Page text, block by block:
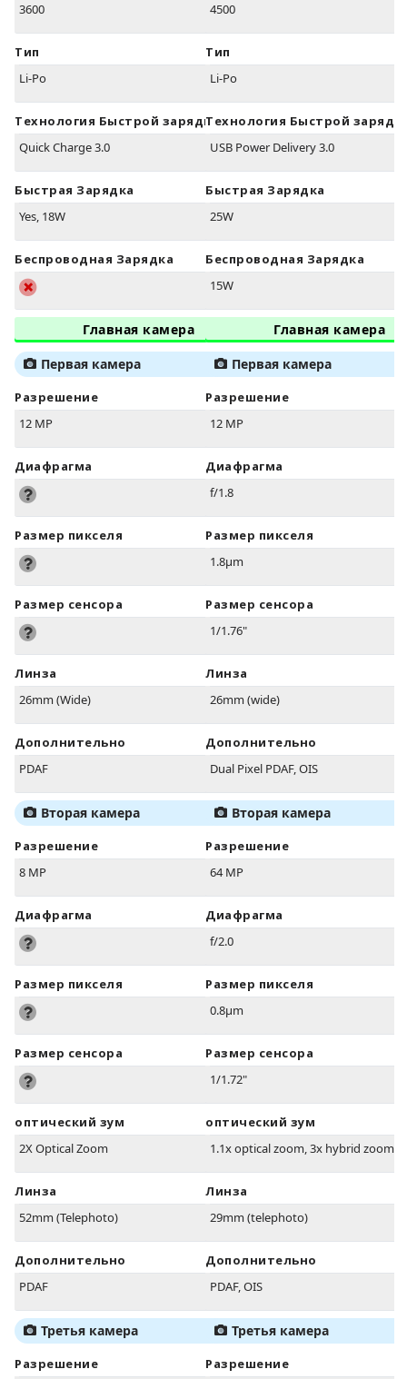
3600
Тип
Li-Po
Технология Быстрой зарядки
Quick Charge 3.0
Быстрая Зарядка
Yes, 18W
Беспроводная Зарядка
Главная камера
Первая камера
Разрешение
12 MP
Диафрагма
Размер пикселя
Размер сенсора
Линза
26mm (Wide)
Дополнительно
PDAF
Вторая камера
Разрешение
8 MP
Диафрагма
Размер пикселя
Размер сенсора
оптический зум
2X Optical Zoom
Линза
52mm (Telephoto)
Дополнительно
PDAF
Третья камера
Разрешение
4500
Тип
Li-Po
Технология Быстрой
USB Power Delivery 3.0
Быстрая Зарядка
25W
Беспроводная Зарядка
15W
Главная камера
Первая камера
Разрешение
12 MP
Диафрагма
f/1.8
Размер пикселя
1.8µm
Размер сенсора
1/1.76"
Линза
26mm (wide)
Дополнительно
Dual Pixel PDAF, OIS
Вторая камера
Разрешение
64 MP
Диафрагма
f/2.0
Размер пикселя
0.8µm
Размер сенсора
1/1.72"
оптический зум
1.1x optical zoom, 3x hybrid zoom
Линза
29mm (telephoto)
Дополнительно
PDAF, OIS
Третья камера
Разрешение